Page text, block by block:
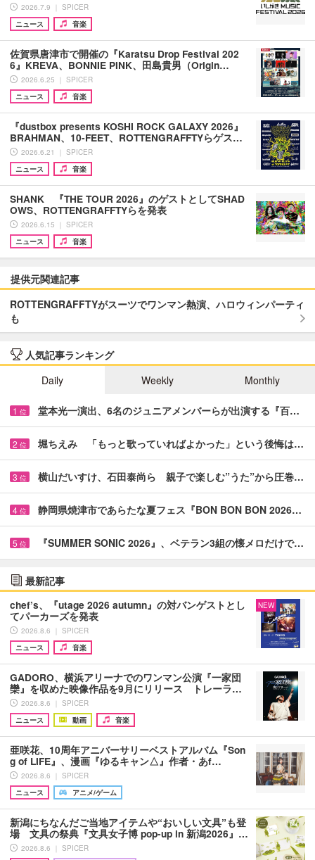
2026.7.9 ｜ SPICER
ニュース
音楽
佐賀県唐津市で開催の『Karatsu Drop Festival 202
6』KREVA、BONNIE PINK、田島貴男（Origin…
2026.6.25 ｜ SPICER
ニュース
音楽
『dustbox presents KOSHI ROCK GALAXY 2026』
BRAHMAN、10-FEET、ROTTENGRAFFTYらゲス…
2026.6.21 ｜ SPICER
ニュース
音楽
SHANK 『THE TOUR 2026』のゲストとしてSHAD
OWS、ROTTENGRAFFTYらを発表
2026.6.15 ｜ SPICER
ニュース
音楽
提供元関連記事
ROTTENGRAFFTYがスーツでワンマン熱演、ハロウィンパーティ
も
人気記事ランキング
Daily
Weekly Monthly
1 位 堂本光一演出、6名のジュニアメンバーらが出演する『百…
2 位 堀ちえみ 「もっと歌っていればよかった」という後悔は…
3 位 横山だいすけ、石田泰尚ら 親子で楽しむ”うた”から圧巻…
4 位 静岡県焼津市であらたな夏フェス『BON BON BON 2026…
5 位 『SUMMER SONIC 2026』、ベテラン3組の懐メロだけで…
最新記事
chef’s、『utage 2026 autumn』の対バンゲストとし
てパーカーズを発表
2026.8.6 ｜ SPICER
ニュース
音楽
NEW
GADORO、横浜アリーナでのワンマン公演『一家団
欒』を収めた映像作品を9月にリリース トレーラ…
2026.8.6 ｜ SPICER
ニュース
動画 音楽
亜咲花、10周年アニバーサリーベストアルバム『Son
g of LIFE』、漫画『ゆるキャン△』作者・あf…
2026.8.6 ｜ SPICER
ニュース
アニメ/ゲーム
新潟にちなんだご当地アイテムや“おいしい文具”も登
場 文具の祭典『文具女子博 pop-up in 新潟2026』…
2026.8.6 ｜ SPICER